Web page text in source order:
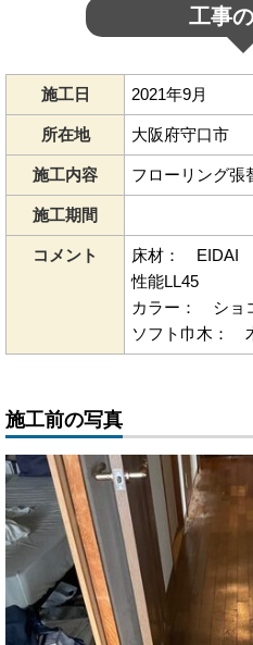
工事
施工日 2021年9月
所在地 大阪府守口市
施工内容 フローリング張
施工期間
コメント
床材： EIDAI
性能LL45
カラー： ショ
ソフト巾木：
施工前の写真